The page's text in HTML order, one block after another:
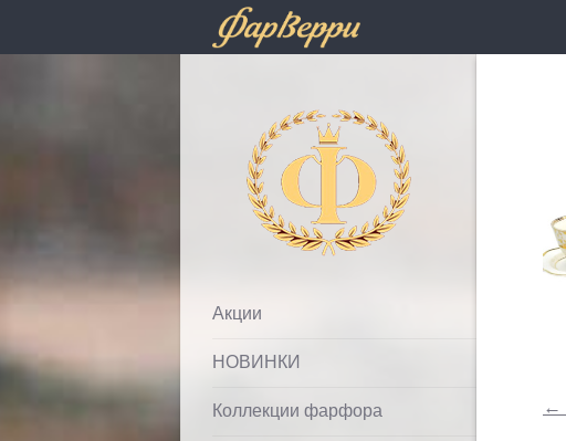
Фарфолле
Акции
НОВИНКИ
Коллекции фарфора